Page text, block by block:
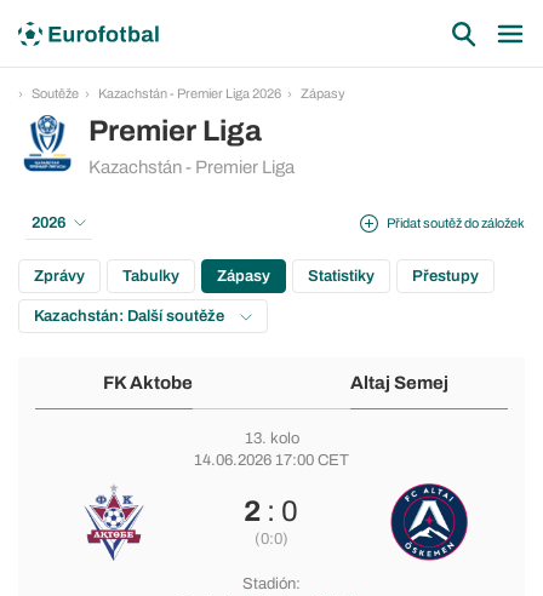
Soutěže Kazachstán - Premier Liga 2026 Zápasy
Premier Liga
Kazachstán - Premier Liga
Přidat soutěž do záložek
2026
Zprávy Tabulky Zápasy Statistiky Přestupy
Kazachstán: Další soutěže
FK Aktobe Altaj Semej
13. kolo
14.06.2026 17:00 CET
2 : 0
(0:0)
Stadión: